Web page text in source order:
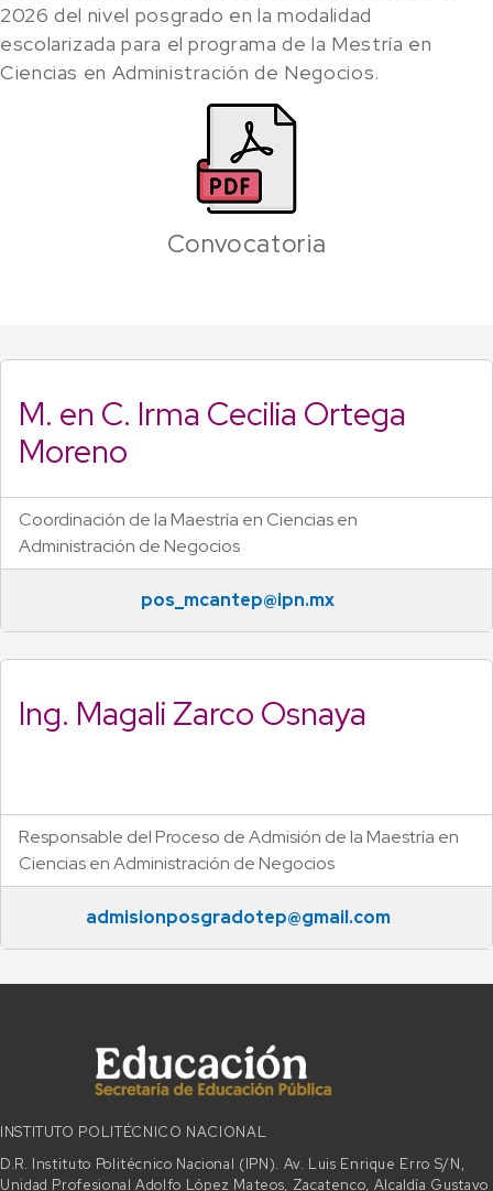
2026 del nivel posgrado en la modalidad
escolarizada para el programa de la Mestría en
Ciencias en Administración de Negocios.
Convocatoria
M. en C. Irma Cecilia Ortega
Moreno
Coordinación de la Maestría en Ciencias en
Administración de Negocios
pos_mcantep@ipn.mx
Ing. Magali Zarco Osnaya
Responsable del Proceso de Admisión de la Maestría en
Ciencias en Administración de Negocios
admisionposgradotep@gmail.com
INSTITUTO POLITÉCNICO NACIONAL
D.R. Instituto Politécnico Nacional (IPN). Av. Luis Enrique Erro S/N,
Unidad Profesional Adolfo López Mateos, Zacatenco, Alcaldía Gustavo